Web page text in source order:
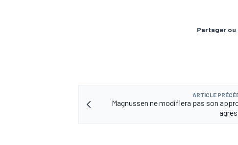
Partager
ARTICLE
Magnussen ne modifiera pas son